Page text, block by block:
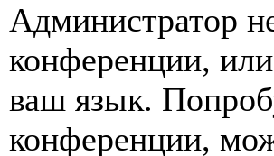
Администратор
конференции,
ваш язык.
конференции,